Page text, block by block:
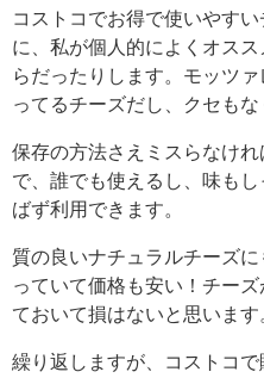
コストコでお得で使いやす
に、私が個人的によくオス
らだったりします。モッツ
ってるチーズだし、クセもな
保存の方法さえミスらなけ
で、誰でも使えるし、味も
ばず利用できます。
質の良いナチュラルチーズ
っていて価格も安い！チー
ておいて損はないと思います
繰り返しますが、コストコ